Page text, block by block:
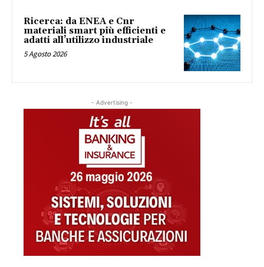
Ricerca: da ENEA e Cnr
materiali smart più efficienti e
adatti all’utilizzo industriale
5 Agosto 2026
- Advertising -